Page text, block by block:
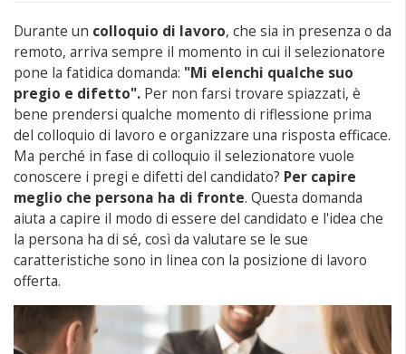
Durante un colloquio di lavoro, che sia in presenza o da
remoto, arriva sempre il momento in cui il selezionatore
pone la fatidica domanda: "Mi elenchi qualche suo
pregio e difetto". Per non farsi trovare spiazzati, è
bene prendersi qualche momento di riflessione prima
del colloquio di lavoro e organizzare una risposta efficace.
Ma perché in fase di colloquio il selezionatore vuole
conoscere i pregi e difetti del candidato? Per capire
meglio che persona ha di fronte. Questa domanda
aiuta a capire il modo di essere del candidato e l'idea che
la persona ha di sé, così da valutare se le sue
caratteristiche sono in linea con la posizione di lavoro
offerta.